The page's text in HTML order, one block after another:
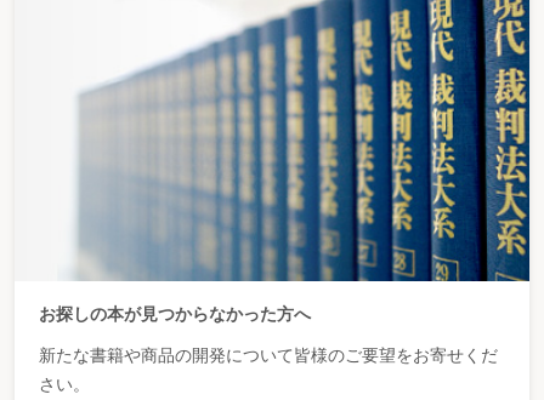
お探しの本が見つからなかった方へ
新たな書籍や商品の開発について皆様のご要望をお寄せくだ
さい。